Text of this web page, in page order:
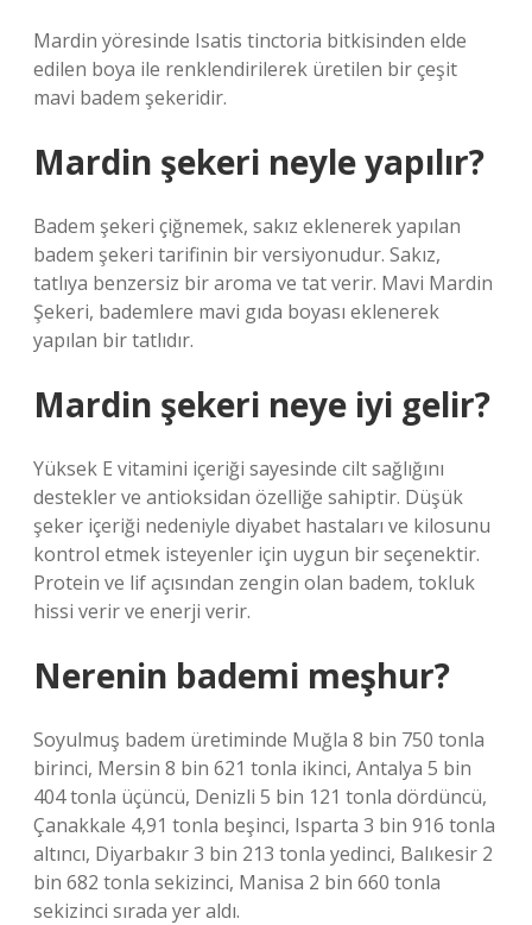
Mardin yöresinde Isatis tinctoria bitkisinden elde
edilen boya ile renklendirilerek üretilen bir çeşit
mavi badem şekeridir.
Mardin şekeri neyle yapılır?
Badem şekeri çiğnemek, sakız eklenerek yapılan
badem şekeri tarifinin bir versiyonudur. Sakız,
tatlıya benzersiz bir aroma ve tat verir. Mavi Mardin
Şekeri, bademlere mavi gıda boyası eklenerek
yapılan bir tatlıdır.
Mardin şekeri neye iyi gelir?
Yüksek E vitamini içeriği sayesinde cilt sağlığını
destekler ve antioksidan özelliğe sahiptir. Düşük
şeker içeriği nedeniyle diyabet hastaları ve kilosunu
kontrol etmek isteyenler için uygun bir seçenektir.
Protein ve lif açısından zengin olan badem, tokluk
hissi verir ve enerji verir.
Nerenin bademi meşhur?
Soyulmuş badem üretiminde Muğla 8 bin 750 tonla
birinci, Mersin 8 bin 621 tonla ikinci, Antalya 5 bin
404 tonla üçüncü, Denizli 5 bin 121 tonla dördüncü,
Çanakkale 4,91 tonla beşinci, Isparta 3 bin 916 tonla
altıncı, Diyarbakır 3 bin 213 tonla yedinci, Balıkesir 2
bin 682 tonla sekizinci, Manisa 2 bin 660 tonla
sekizinci sırada yer aldı.